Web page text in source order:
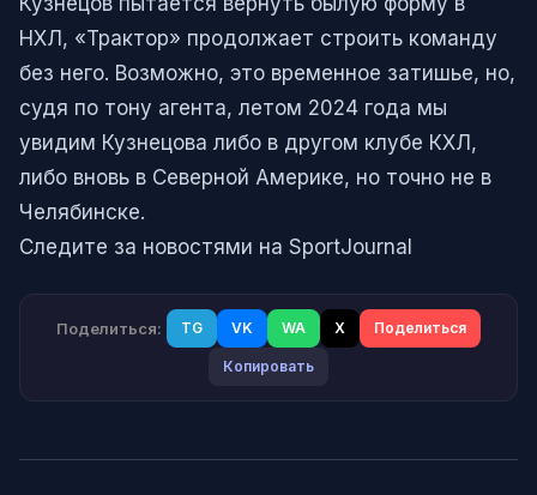
НХЛ, «Трактор» продолжает строить команду
без него. Возможно, это временное затишье, но,
судя по тону агента, летом 2024 года мы
увидим Кузнецова либо в другом клубе КХЛ,
либо вновь в Северной Америке, но точно не в
Челябинске.
Следите за новостями на SportJournal
Поделиться: TG VK WA X Поделиться
Копировать